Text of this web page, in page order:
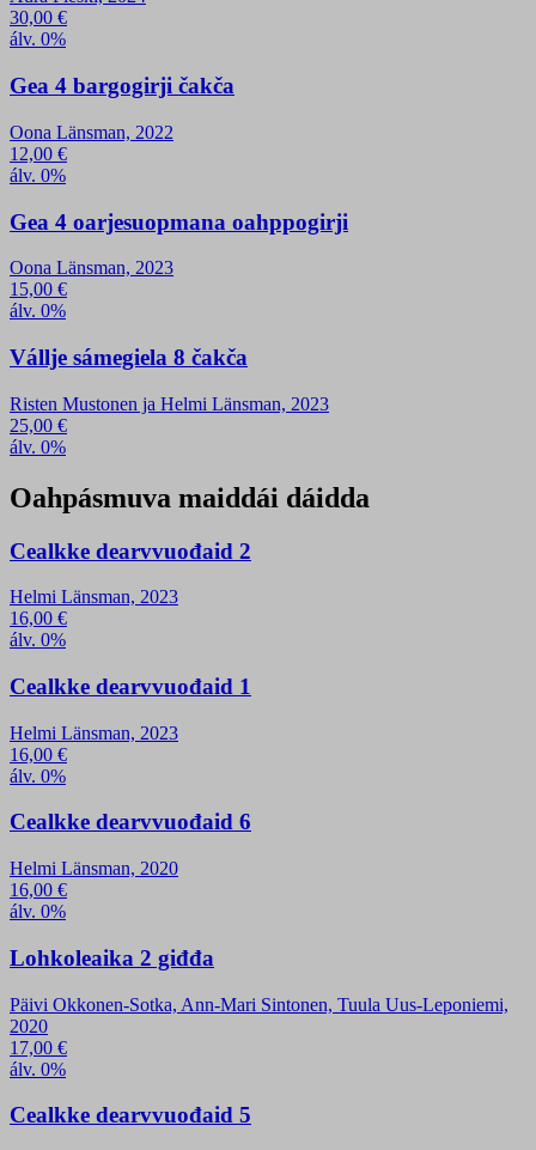
30,00 €
álv. 0%
Gea 4 bargogirji čakča
Oona Länsman, 2022
12,00 €
álv. 0%
Gea 4 oarjesuopmana oahppogirji
Oona Länsman, 2023
15,00 €
álv. 0%
Vállje sámegiela 8 čakča
Risten Mustonen ja Helmi Länsman, 2023
25,00 €
álv. 0%
Oahpásmuva maiddái dáidda
Cealkke dearvvuođaid 2
Helmi Länsman, 2023
16,00 €
álv. 0%
Cealkke dearvvuođaid 1
Helmi Länsman, 2023
16,00 €
álv. 0%
Cealkke dearvvuođaid 6
Helmi Länsman, 2020
16,00 €
álv. 0%
Lohkoleaika 2 giđđa
Päivi Okkonen-Sotka, Ann-Mari Sintonen, Tuula Uus-Leponiemi,
2020
17,00 €
álv. 0%
Cealkke dearvvuođaid 5